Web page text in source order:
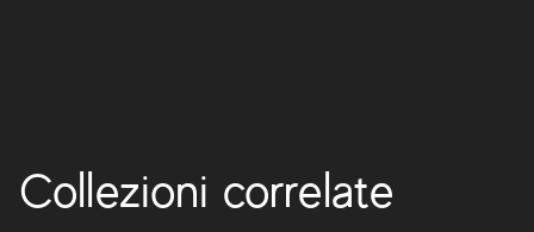
Collezioni correlate